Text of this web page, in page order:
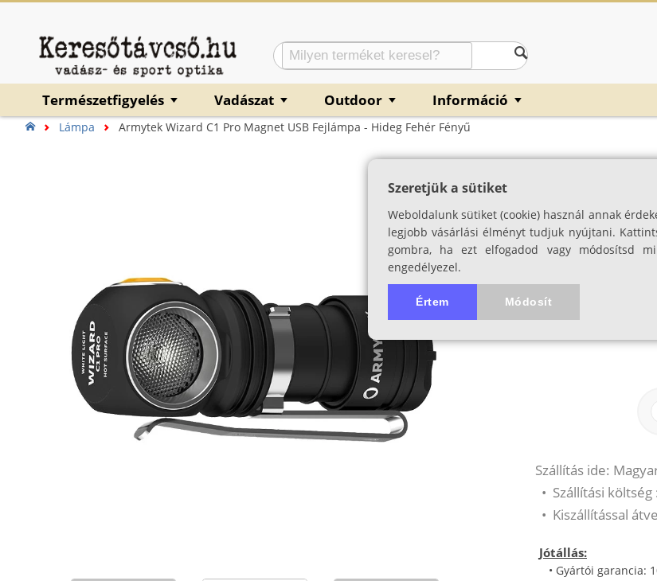
Természetfigyelés ▼ Vadászat ▼ Outdoor ▼ Információ ▼
Lámpa Armytek Wizard C1 Pro Magnet USB Fejlámpa - Hideg Fehér Fényű
Armytek
Mágneses USB
SKU: 03651
Szállítás ide:
• Szállítási költség :
• Kiszállítással
Jótállás:
• Gyártói garancia:
Szeretjük a sütiket
Weboldalunk sütiket (cookie) használ annak
legjobb vásárlási élményt tudjuk nyújtani.
gombra, ha ezt elfogadod vagy módosítsd
engedélyezel.
Értem Módosít